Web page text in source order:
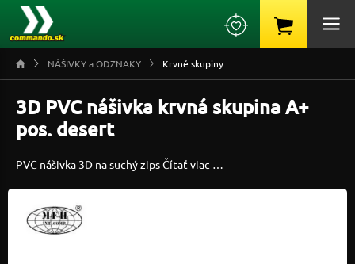
NÁŠIVKY a ODZNAKY Krvné skupiny
3D PVC nášivka krvná skupina A+
pos. desert
PVC nášivka 3D na suchý zipsČítať viac …